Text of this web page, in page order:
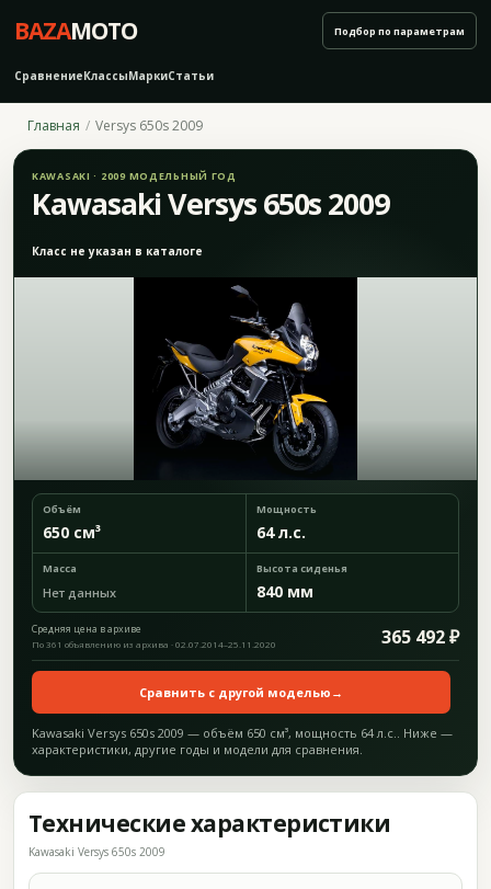
BAZAMOTO
СравнениеКлассыМаркиСтатьи
Подбор по параметрам
Главная Versys 650s 2009
KAWASAKI · 2009 МОДЕЛЬНЫЙ ГОД
Kawasaki Versys 650s 2009
Класс не указан в каталоге
Объём
650 см³
Мощность
64 л.с.
Масса
Нет данных
Высота сиденья
840 мм
Средняя цена в архиве 365 492 ₽
По 361 объявлению из архива · 02.07.2014–25.11.2020
Сравнить с другой моделью →
Kawasaki Versys 650s 2009 — объём 650 см³, мощность 64 л.с.. Ниже —
характеристики, другие годы и модели для сравнения.
Технические характеристики
Kawasaki Versys 650s 2009